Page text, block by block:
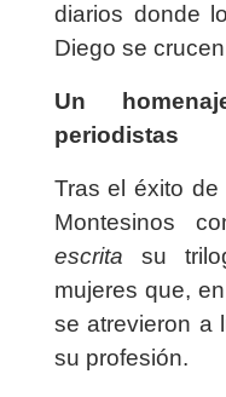
diarios donde
Diego se
Un
periodistas
Tras el éxito de
Montesinos
escrita su
mujeres que,
se atrevieron a
su profesión.